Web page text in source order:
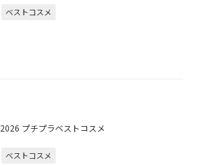
ベストコスメ
2026 プチプラベストコスメ
ベストコスメ